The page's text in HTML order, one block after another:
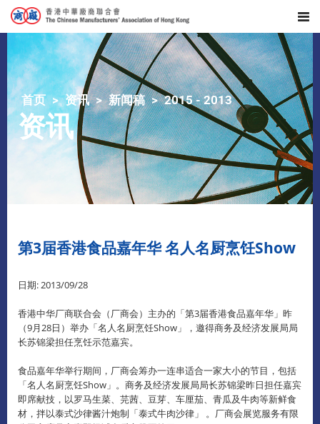
首页 资讯 新闻稿 2015 - 2013
资讯
第3届香港食品嘉年华 名人名厨烹饪Show
日期: 2013/09/28
香港中华厂商联合会（厂商会）主办的「第3届香港食品嘉年华」昨
（9月28日）举办「名人名厨烹饪Show」，邀得商务及经济发展局局
长苏锦梁担任烹饪示范嘉宾。
食品嘉年华举行期间，厂商会筹办一连串适合一家大小的节目，包括
「名人名厨烹饪Show」。 商务及经济发展局局长苏锦梁昨日担任嘉宾
即席献技，以罗马生菜、芫茜、豆芽、车厘茄、青瓜及牛肉等新鲜食
材，拌以泰式沙律酱汁炮制「泰式牛肉沙律」 。 厂商会展览服务有限